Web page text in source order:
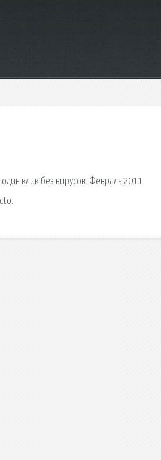
клик без вирусов. Февраль 2011